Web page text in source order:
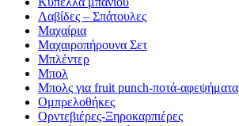
Λαβίδες – Σπάτουλες
Μαχαίρια
Μαχαιροπήρουνα Σετ
Μπλέντερ
Μπολ
Μπολς για fruit punch-ποτά-αφεψήματα
Ομπρελοθήκες
Ορντεβιέρες-Ξηροκαρπιέρες